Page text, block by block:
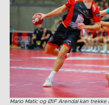
Mario Matic og ØIF Arendal kan